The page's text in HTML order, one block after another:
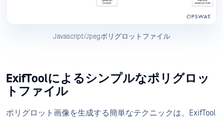
Javascript/Jpegポリグロットファイル
ExifToolによるシンプルなポリグロッ
トファイル
ポリグロット画像を生成する簡単なテクニックは、ExifTool